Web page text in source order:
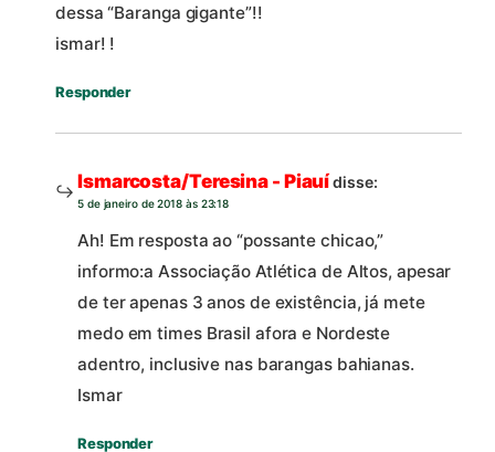
dessa “Baranga gigante”!!
ismar! !
Responder
Ismarcosta/Teresina - Piauídisse:
5 de janeiro de 2018 às 23:18
Ah! Em resposta ao “possante chicao,”
informo:a Associação Atlética de Altos, apesar
de ter apenas 3 anos de existência, já mete
medo em times Brasil afora e Nordeste
adentro, inclusive nas barangas bahianas.
Ismar
Responder